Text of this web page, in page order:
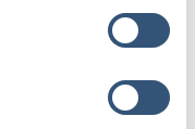
te verfijnen.